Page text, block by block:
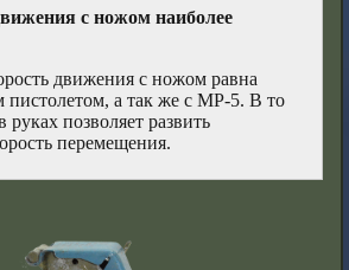
с ножом наиболее
движения с ножом равна
пистолетом, а так же с MP-5. В то
руках позволяет развить
перемещения.